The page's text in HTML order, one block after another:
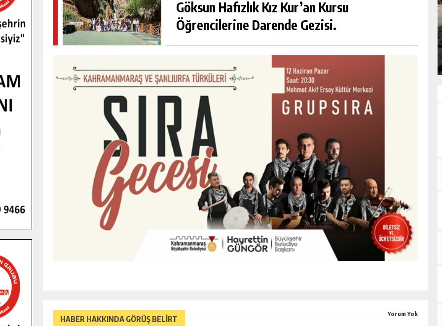
Göksun Hafızlık Kız Kur’an Kursu
Öğrencilerine Darende Gezisi.
HABER HAKKINDA GÖRÜŞ BELİRT
Yorum Yok
GÜNLÜK HABER AKIŞI
GENÇLER PUSULA MARAŞ KAMPINDA
YENI MEDYA VE FOTOĞRAFÇILIĞI
KEŞFETTI.
GÜNLÜK HABER AKIŞI
GÖKSUN HAFIZLIK KIZ KUR’AN KURSU
ÖĞRENCILERINE DARENDE GEZISI.